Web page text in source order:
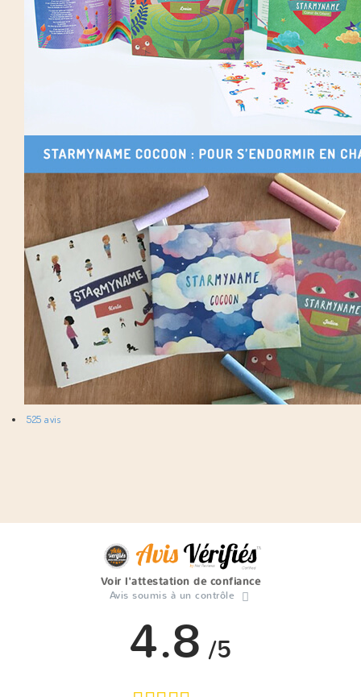
525 avis
Voir l'attestation de confiance
Avis soumis à un contrôle
4.8 /5